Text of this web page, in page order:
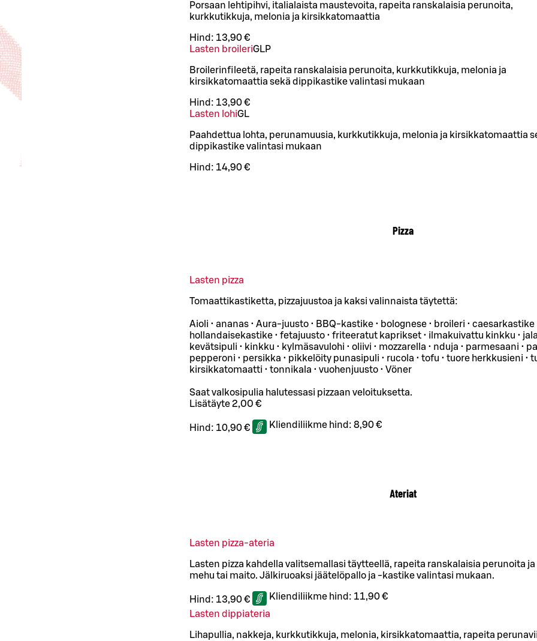
Porsaan lehtipihvi, italialaista maustevoita, rapeita ranskalaisia perunoita,
kurkkutikkuja, melonia ja kirsikkatomaattia
Hind: 13,90 €
Lasten broileriGLP
Broilerinfileetä, rapeita ranskalaisia perunoita, kurkkutikkuja, melonia ja
kirsikkatomaattia sekä dippikastike valintasi mukaan
Hind: 13,90 €
Lasten lohiGL
Paahdettua lohta, perunamuusia, kurkkutikkuja, melonia ja kirsikkatomaattia
dippikastike valintasi mukaan
Hind: 14,90 €
Pizza
Lasten pizza
Tomaattikastiketta, pizzajuustoa ja kaksi valinnaista täytettä:
Aioli • ananas • Aura-juusto • BBQ-kastike • bolognese • broileri •
hollandaisekastike • fetajuusto • friteeratut kaprikset • ilmakuivattu kinkku •
kevätsipuli • kinkku • kylmäsavulohi • oliivi • mozzarella • nduja • parmesaani •
pepperoni • persikka • pikkelöity punasipuli • rucola • tofu • tuore herkkusieni •
kirsikkatomaatti • tonnikala • vuohenjuusto • Vöner
Saat valkosipulia halutessasi pizzaan veloituksetta.
Lisätäyte 2,00 €
Hind: 10,90 € Kliendiliikme hind: 8,90 €
Ateriat
Lasten pizza-ateria
Lasten pizza kahdella valitsemallasi täytteellä, rapeita ranskalaisia perunoita
mehu tai maito. Jälkiruoaksi jäätelöpallo ja -kastike valintasi mukaan.
Hind: 13,90 € Kliendiliikme hind: 11,90 €
Lasten dippiateria
Lihapullia, nakkeja, kurkkutikkuja, melonia, kirsikkatomaattia, rapeita